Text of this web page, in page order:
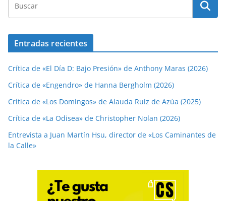
Entradas recientes
Crítica de «El Día D: Bajo Presión» de Anthony Maras (2026)
Crítica de «Engendro» de Hanna Bergholm (2026)
Crítica de «Los Domingos» de Alauda Ruiz de Azúa (2025)
Crítica de «La Odisea» de Christopher Nolan (2026)
Entrevista a Juan Martín Hsu, director de «Los Caminantes de
la Calle»